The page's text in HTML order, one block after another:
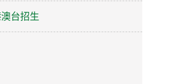
台招生